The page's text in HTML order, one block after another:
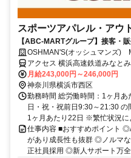
スポーツアパレル・アウ
【ABC-MARTグループ】接客・
給あり・キャリアアップ前提採
OSHMAN'S(オッシュマンズ)
アクセス 横浜高速鉄道みなと
分、横浜高速鉄道みなとみら
10分、ＪＲ根岸線 桜木町北改
月給243,000円～246,000円
神奈川県横浜市西区
勤務時間 総労働時間：1ヶ月
日・祝・祝前日9:30～21:30
1ヶ月あたり22日 ※繁忙状況に
仕事内容 ■おすすめポイント
があり成長性も抜群 ◎ノルマ
正社員採用 ◎新人サポート万